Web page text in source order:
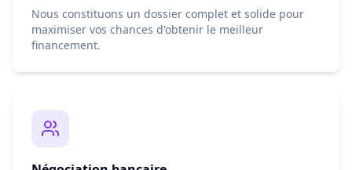
Nous constituons un dossier complet et solide pour
maximiser vos chances d'obtenir le meilleur
financement.